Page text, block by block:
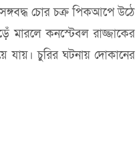
চোর চক্র পিকআপে উঠে
মারলে কনস্টেবল রাজ্জাকের
যায়। চুরির ঘটনায় দোকানের